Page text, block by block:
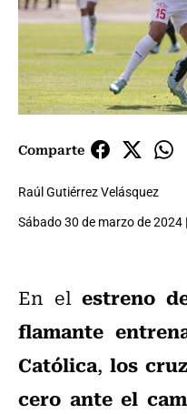
Comparte
Raúl Gutiérrez Velásquez
Sábado 30 de marzo de 2024
En el estreno
flamante
Católica,los
cero ante el